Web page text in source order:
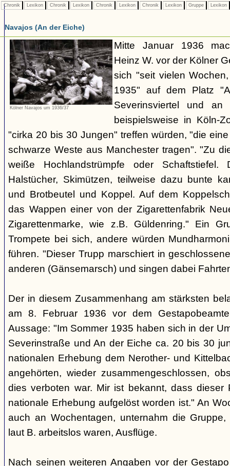
Chronik Lexikon Chronik Lexikon Chronik Lexikon Chronik Lexikon Gruppe Lexikon
Navajos (An der Eiche)
Kölner Navajos um 1936/37
Mitte Januar 1936
Heinz W. vor der Kölner
sich "seit vielen
1935" auf dem Platz
Severinsviertel und
beispielsweise in Köln-
"cirka 20 bis 30 Jungen" treffen würden, "die
schwarze Weste aus Manchester tragen". "Zu
weiße Hochlandstrümpfe oder
Halstücher, Skimützen, teilweise dazu bunte
und Brotbeutel und Koppel. Auf dem
das Wappen einer von der Zigarettenfabrik
Zigarettenmarke, wie z.B. Güldenring." Ein
Trompete bei sich, andere würden
führen. "Dieser Trupp marschiert in
anderen (Gänsemarsch) und singen dabei
Der in diesem Zusammenhang am stärksten
am 8. Februar 1936 vor dem
Aussage: "Im Sommer 1935 haben sich in der
Severinstraße und An der Eiche ca. 20 bis 30
nationalen Erhebung dem Nerother- und
angehörten, wieder zusammengeschlossen,
dies verboten war. Mir ist bekannt, dass dieser
nationale Erhebung aufgelöst worden ist." An
auch an Wochentagen, unternahm die
laut B. arbeitslos waren, Ausflüge.
Nach seinen weiteren Angaben vor der